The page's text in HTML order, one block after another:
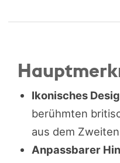
Ikonisches
berühmten
aus dem
Anpassbarer